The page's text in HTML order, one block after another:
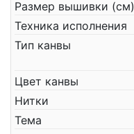
Размер вышивки (см)
Техника исполнения
Тип канвы
Цвет канвы
Нитки
Тема